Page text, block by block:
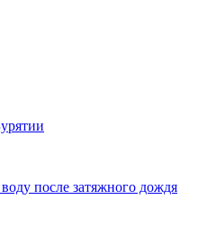
после затяжного дождя